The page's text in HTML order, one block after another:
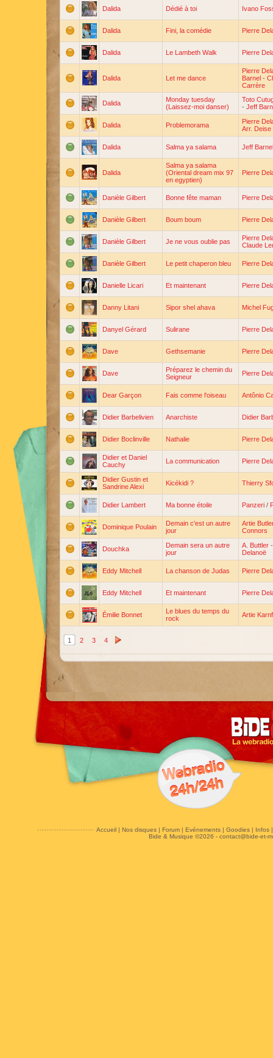
Dalida Dédié à toi Ivano
Dalida Fini, la comédie Pierre
Dalida Le Lambeth Walk Pierre
Dalida Let me dance
Pierre
Barnel -
Carrère
Dalida
Monday tuesday
(Laissez-moi danser)
Toto
- Jeff
Dalida Problemorama
Pierre
Arr. Deise
Dalida Salma ya salama Jeff Barnel
Dalida
Salma ya salama
(Oriental dream mix 97
en egyptien)
Pierre
Danièle Gilbert Bonne fête maman Pierre
Danièle Gilbert Boum boum Pierre
Danièle Gilbert Je ne vous oublie pas
Pierre
Claude
Danièle Gilbert Le petit chaperon bleu Pierre
Danielle Licari Et maintenant Pierre
Danny Litani Sipor shel ahava Michel
Danyel Gérard Sulirane Pierre
Dave Gethsemanie Pierre
Dave
Préparez le chemin du
Seigneur
Pierre
Dear Garçon Fais comme l'oiseau Antônio
Didier Barbelivien Anarchiste Didier
Didier Boclinville Nathalie Pierre
Didier et Daniel
Cauchy
La communication Pierre
Didier Gustin et
Sandrine Alexi
Kicékidi ? Thierry
Didier Lambert Ma bonne étoile Panzeri /
Dominique Poulain
Demain c'est un autre
jour
Artie
Connors
Douchka
Demain sera un autre
jour
A. Buttler
Delanoë
Eddy Mitchell La chanson de Judas Pierre
Eddy Mitchell Et maintenant Pierre
Émilie Bonnet
Le blues du temps du
rock
Artie
1 2 3 4
Accueil| Nos disques| Forum| Evénements| Goodies| Infos
Bide & Musique ©2026 - contact@bide-et-